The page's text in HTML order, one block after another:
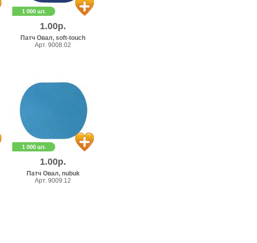
1 000 шт.
1.00р.
Патч Овал, soft-touch
Арт. 9008.02
1 000 шт.
1.00р.
Патч Овал, nubuk
Арт. 9009.12